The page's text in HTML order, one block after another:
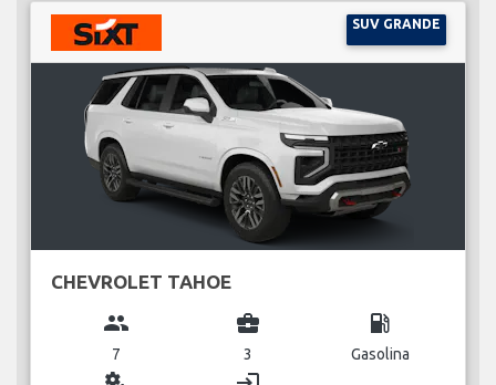
SUV GRANDE
CHEVROLET TAHOE
group
7
business_center
3
local_gas_station
Gasolina